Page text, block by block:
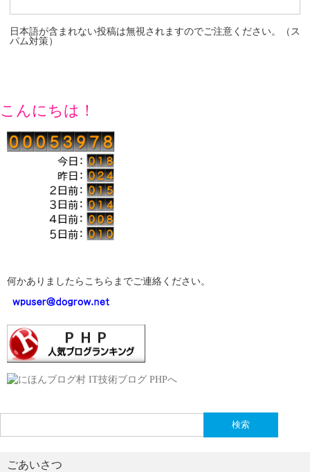
日本語が含まれない投稿は無視されますのでご注意ください。（ス
パム対策）
こんにちは！
何かありましたらこちらまでご連絡ください。
索:
ごあいさつ